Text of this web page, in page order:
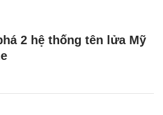
2 hệ thống tên lửa Mỹ